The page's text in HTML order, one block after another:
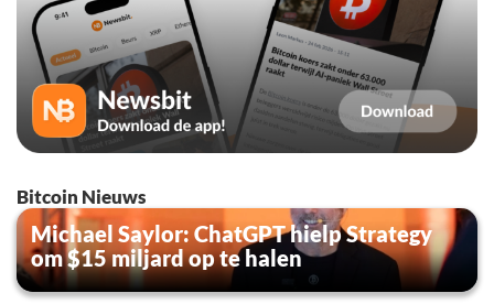
Bitcoin Nieuws
Michael Saylor: ChatGPT hielp Strategy
om $15 miljard op te halen